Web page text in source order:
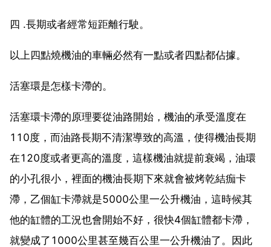
四 .長期或者經常短距離行駛。
以上四點燒機油的車輛必然有一點或者四點都佔據。
活塞環是怎樣卡滯的。
活塞環卡滯的原理要從油路開始，機油的承受溫度在
110度，而油路長期不清潔導致的高溫，使得機油長期
在120度或者更高的溫度，這樣機油就提前衰竭，油環
的小孔很小，裡面的機油長期下來就會被烤乾結痂卡
滯，乙個缸卡滯就是5000公里一公升機油，這時候其
他的缸體的工況也會開始不好，很快4個缸體都卡滯，
就變成了1000公里甚至幾百公里一公升機油了。因此